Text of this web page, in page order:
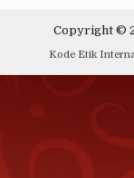
Copyright ©
Kode Etik